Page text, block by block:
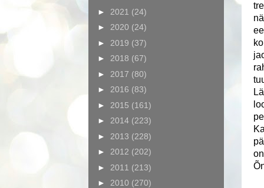
► 2021 (24)
► 2020 (24)
► 2019 (37)
► 2018 (67)
► 2017 (80)
► 2016 (83)
► 2015 (161)
► 2014 (223)
► 2013 (228)
► 2012 (202)
► 2011 (213)
► 2010 (270)